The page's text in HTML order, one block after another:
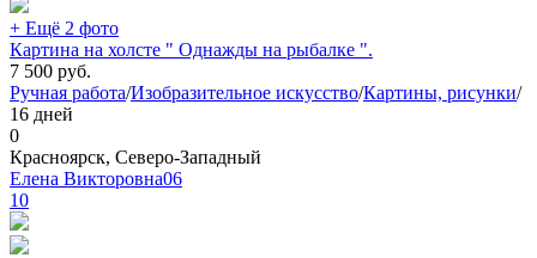
+ Ещё 2 фото
Картина на холсте " Однажды на рыбалке ".
7 500 руб.
Ручная работа/Изобразительное искусство/Картины, рисунки/
16 дней
0
Красноярск, Северо-Западный
Елена Викторовна06
10